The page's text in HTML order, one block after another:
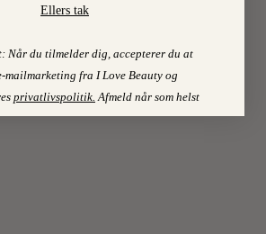
Ellers tak
Når du tilmelder dig, accepterer du at
mailmarketing fra I Love Beauty og
privatlivspolitik. Afmeld når som helst